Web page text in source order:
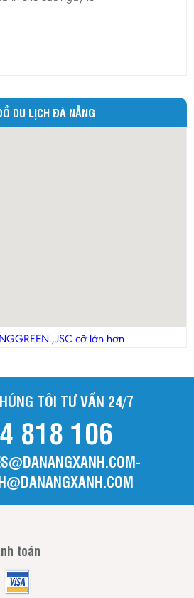
DU LỊCH ĐÀ NẴNG
cỡ lớn hơn
TÔI TƯ VẤN 24/7
818 106
toán